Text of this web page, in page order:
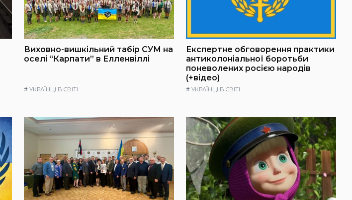
Виховно-вишкільний табір СУМ на
оселі “Карпати” в Елленвіллі
# УКРАЇНЦІ В СВІТІ
Експертне обговорення практики
антиколоніальної боротьби
поневолених росією народів
(+відео)
# УКРАЇНЦІ В СВІТІ